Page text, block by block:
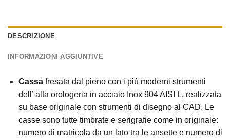
DESCRIZIONE
INFORMAZIONI AGGIUNTIVE
Cassa fresata dal pieno con i più moderni strumenti
dell’ alta orologeria in acciaio Inox 904 AISI L, realizzata
su base originale con strumenti di disegno al CAD. Le
casse sono tutte timbrate e serigrafie come in originale:
numero di matricola da un lato tra le ansette e numero di